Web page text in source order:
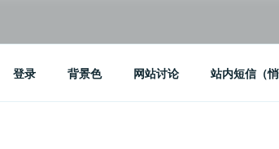
登录 背景色 网站讨论 站内短信（悄